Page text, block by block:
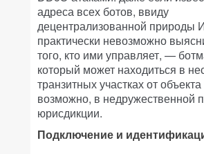
адреса всех ботов, ввиду
децентрализованной природы
практически невозможно
того, кто ими управляет, —
который может находиться в
транзитных участках от
возможно, в недружественной
юрисдикции.
Подключение и